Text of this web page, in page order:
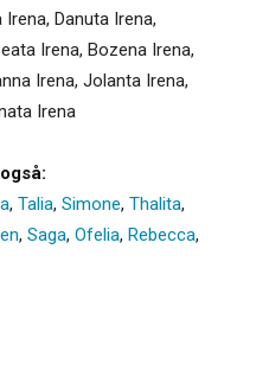
Danuta Irena,
Irena, Bozena Irena,
Irena, Jolanta Irena,
Irena
, Talia, Simone, Thalita,
, Saga, Ofelia, Rebecca,